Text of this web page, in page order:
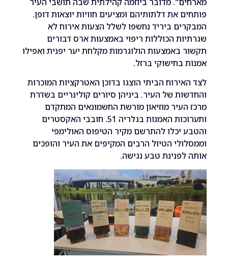
את דלתותיהם ומציעים חוויות יוצאות דופן.
ביריד נחשפו לשלל הצעות אירוח לא
הכוללות ריפוי באמצעות ארס דבורים
באמצעות הולוגרמות מקלחת יער יפנית ואפילו
בחישוקי ברזל.
הביתי הוצגו בדוכן האטרקציות המוכרות
של העיר. ביניהן סיורים קולינריים בשדרת
מוזיאון מורשת החשמונאים המתקדם
ותערוכות האמנות בגלריה 51. חובבי האקסטרים
יכלו להתרשם מקיר הטיפוס האולימפי
הטיול הרבים המקיפים את העיר והופכים
טבע נגישה.